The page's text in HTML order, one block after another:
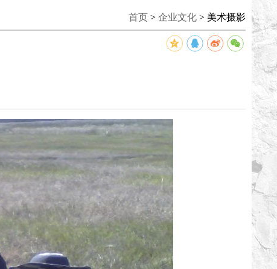
首页 > 企业文化 > 美术摄影